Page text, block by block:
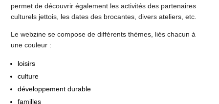
permet de découvrir également les activités des partenaires
culturels jettois, les dates des brocantes, divers ateliers, etc.
Le webzine se compose de différents thèmes, liés chacun à
une couleur :
loisirs
culture
développement durable
familles